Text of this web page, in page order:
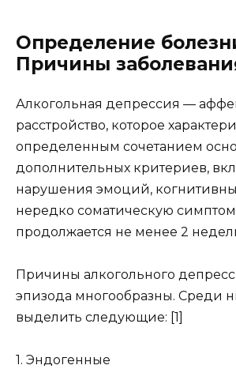
Определение
Причины
Алкогольная депрессия —
расстройство, которое
определенным сочетанием
дополнительных критериев,
нарушения эмоций,
нередко соматическую
продолжается не менее 2
Причины алкогольного
эпизода многообразны. Среди
выделить следующие: [1]
1. Эндогенные